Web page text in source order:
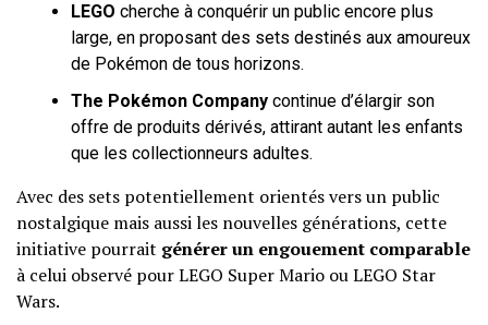
LEGO cherche à conquérir un public encore plus
large, en proposant des sets destinés aux amoureux
de Pokémon de tous horizons.
The Pokémon Company continue d’élargir son
offre de produits dérivés, attirant autant les enfants
que les collectionneurs adultes.
Avec des sets potentiellement orientés vers un public
nostalgique mais aussi les nouvelles générations, cette
initiative pourrait générer un engouement comparable
à celui observé pour LEGO Super Mario ou LEGO Star
Wars.